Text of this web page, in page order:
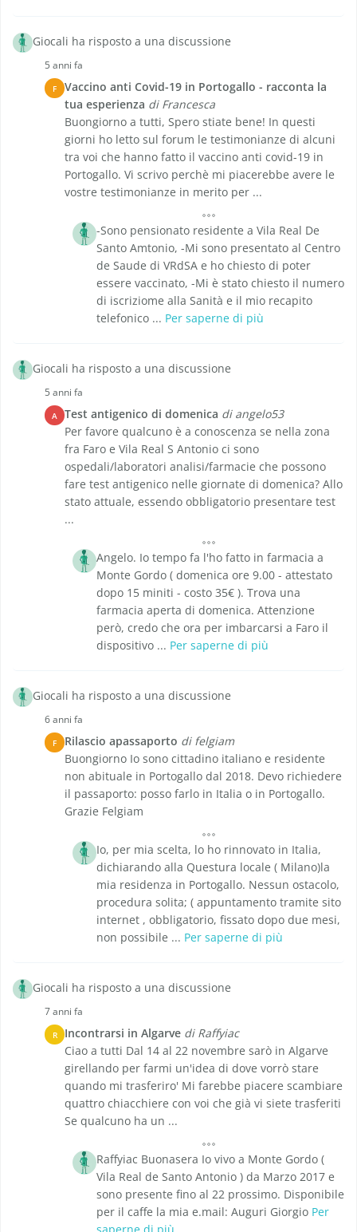
Giocali ha risposto a una discussione
5 anni fa
F
Vaccino anti Covid-19 in Portogallo - racconta la
tua esperienza di Francesca
Buongiorno a tutti, Spero stiate bene! In questi
giorni ho letto sul forum le testimonianze di alcuni
tra voi che hanno fatto il vaccino anti covid-19 in
Portogallo. Vi scrivo perchè mi piacerebbe avere le
vostre testimonianze in merito per ...
-Sono pensionato residente a Vila Real De
Santo Amtonio, -Mi sono presentato al Centro
de Saude di VRdSA e ho chiesto di poter
essere vaccinato, -Mi è stato chiesto il numero
di iscriziome alla Sanità e il mio recapito
telefonico ... Per saperne di più
Giocali ha risposto a una discussione
5 anni fa
A Test antigenico di domenica di angelo53
Per favore qualcuno è a conoscenza se nella zona
fra Faro e Vila Real S Antonio ci sono
ospedali/laboratori analisi/farmacie che possono
fare test antigenico nelle giornate di domenica? Allo
stato attuale, essendo obbligatorio presentare test
...
Angelo. Io tempo fa l'ho fatto in farmacia a
Monte Gordo ( domenica ore 9.00 - attestato
dopo 15 miniti - costo 35€ ). Trova una
farmacia aperta di domenica. Attenzione
però, credo che ora per imbarcarsi a Faro il
dispositivo ... Per saperne di più
Giocali ha risposto a una discussione
6 anni fa
F Rilascio apassaporto di felgiam
Buongiorno Io sono cittadino italiano e residente
non abituale in Portogallo dal 2018. Devo richiedere
il passaporto: posso farlo in Italia o in Portogallo.
Grazie Felgiam
Io, per mia scelta, lo ho rinnovato in Italia,
dichiarando alla Questura locale ( Milano)la
mia residenza in Portogallo. Nessun ostacolo,
procedura solita; ( appuntamento tramite sito
internet , obbligatorio, fissato dopo due mesi,
non possibile ... Per saperne di più
Giocali ha risposto a una discussione
7 anni fa
R Incontrarsi in Algarve di Raffyiac
Ciao a tutti Dal 14 al 22 novembre sarò in Algarve
girellando per farmi un'idea di dove vorrò stare
quando mi trasferiro' Mi farebbe piacere scambiare
quattro chiacchiere con voi che già vi siete trasferiti
Se qualcuno ha un ...
Raffyiac Buonasera Io vivo a Monte Gordo (
Vila Real de Santo Antonio ) da Marzo 2017 e
sono presente fino al 22 prossimo. Disponibile
per il caffe la mia e.mail: Auguri Giorgio Per